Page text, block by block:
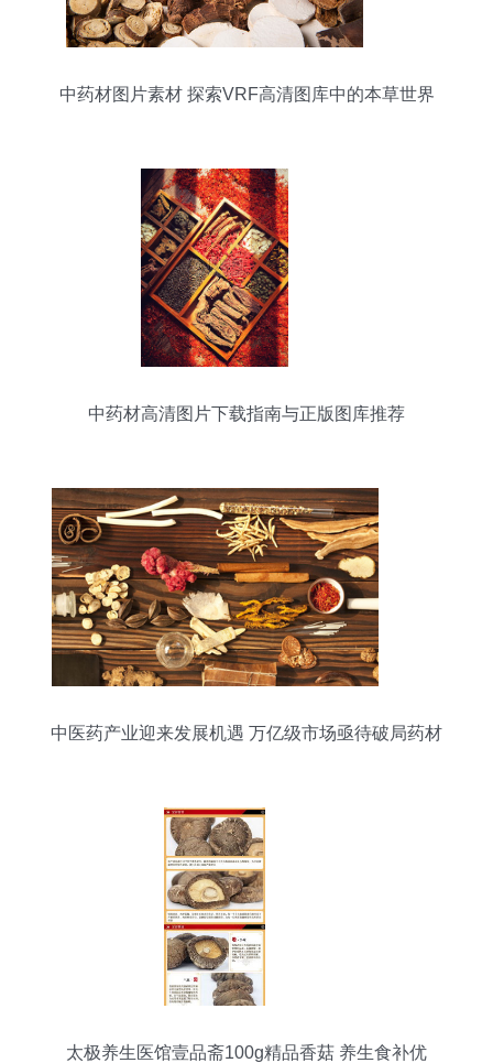
中药材图片素材 探索VRF高清图库中的本草世界
中药材高清图片下载指南与正版图库推荐
中医药产业迎来发展机遇 万亿级市场亟待破局药材
太极养生医馆壹品斋100g精品香菇 养生食补优